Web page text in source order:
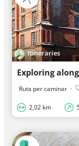
Itineraries
Exploring
Ruta per caminar ·
2,02 km